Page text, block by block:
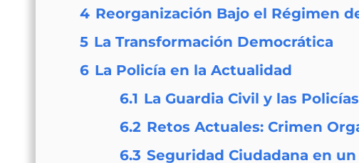
4 Reorganización Bajo el Régimen
5 La Transformación Democrática
6 La Policía en la Actualidad
6.1 La Guardia Civil y las
6.2 Retos Actuales: Crimen
6.3 Seguridad Ciudadana en